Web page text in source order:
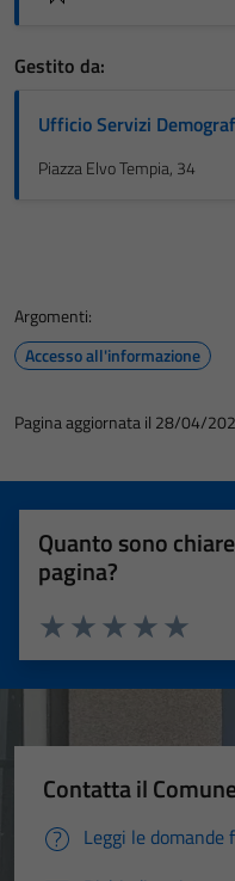
Gestito da:
Ufficio Servizi
Piazza Elvo Tempia, 34
Argomenti:
Accesso all'informazione
Pagina aggiornata il 28/04/
Quanto sono
pagina?
Valuta 5
Valuta 4
Valuta 3 stelle
Valuta 2 stelle su 5
Valuta 1 stelle su 5
Contatta il
Leggi le domande